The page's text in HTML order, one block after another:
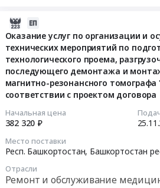
Оказание услуг по организации и
технических мероприятий по
технологического проема,
последующего демонтажа и
магнитно-резонансного томографа
соответствии с проектом договора
Начальная цена
382 320 ₽
Место поставки
Респ. Башкортостан, Башкортостан
Отрасли
Ремонт и обслуживание